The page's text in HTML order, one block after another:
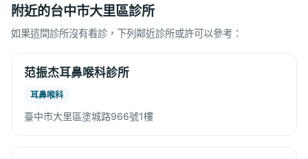
附近的台中市大里區診所
如果這間診所沒有看診，下列鄰近診所或許可以參考：
范振杰耳鼻喉科診所
耳鼻喉科
臺中市大里區塗城路966號1樓